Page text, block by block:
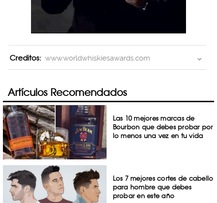
Creditos: www.worldwhiskiesawards.com
Artículos Recomendados
Las 10 mejores marcas de
Bourbon que debes probar por
lo menos una vez en tu vida
Los 7 mejores cortes de cabello
para hombre que debes
probar en este año